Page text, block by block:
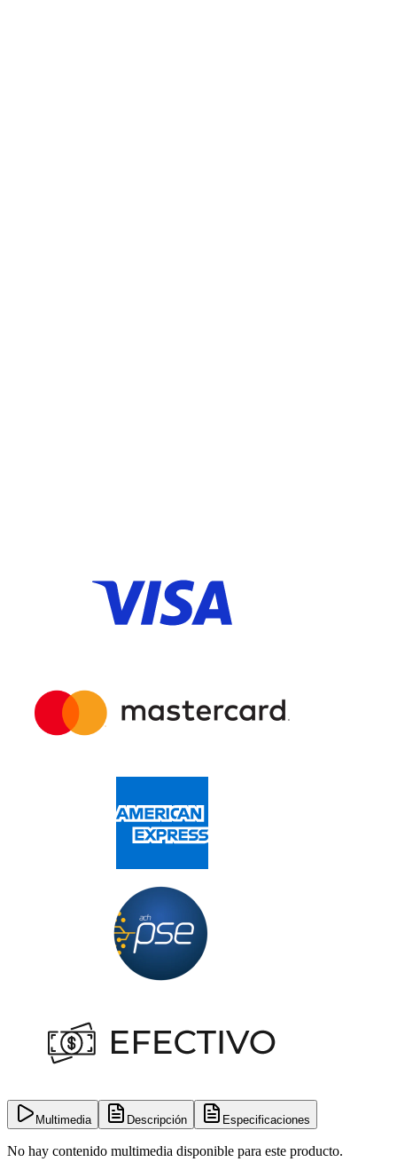
Multimedia Descripción Especificaciones
No hay contenido multimedia disponible para este producto.